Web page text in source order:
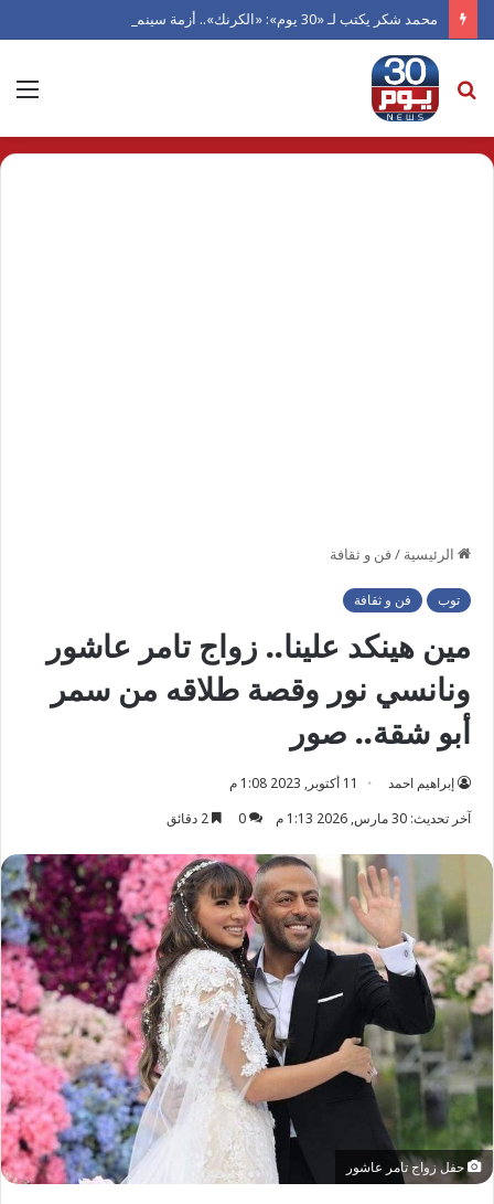
محمد شكر يكتب لـ «30 يوم»: «الكرنك».. أزمة سينما أتلفها الهوى
بحث
عن
الرئيسية /فن و ثقافة
توب فن و ثقافة
مين هينكد علينا.. زواج تامر عاشور
ونانسي نور وقصة طلاقه من سمر
أبو شقة.. صور
إبراهيم احمد
11 أكتوبر, 2023 1:08 م
آخر تحديث: 30 مارس, 2026 1:13 م
0
حفل زواج تامر عاشور